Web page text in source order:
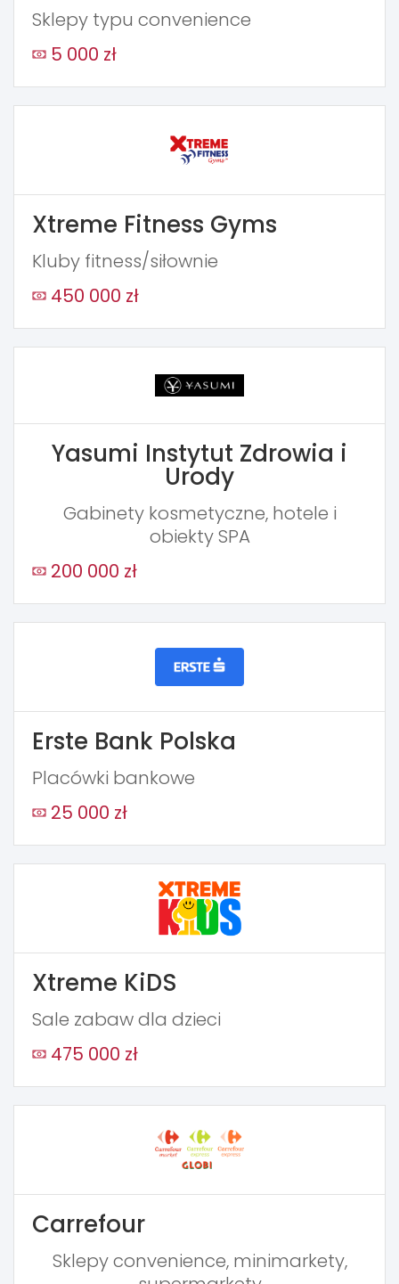
Sklepy typu convenience
5 000 zł
Xtreme Fitness Gyms
Kluby fitness/siłownie
450 000 zł
Yasumi Instytut Zdrowia i
Urody
Gabinety kosmetyczne, hotele i
obiekty SPA
200 000 zł
Erste Bank Polska
Placówki bankowe
25 000 zł
Xtreme KiDS
Sale zabaw dla dzieci
475 000 zł
Carrefour
Sklepy convenience, minimarkety,